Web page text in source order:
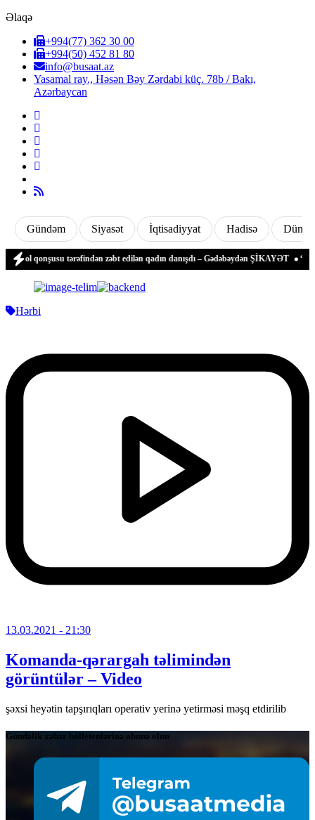
Əlaqə
+994(77) 362 30 00
+994(50) 452 81 80
info@busaat.az
Yasamal ray., Həsən Bəy Zərdabi küç. 78b / Bakı,
Azərbaycan
Gündəm Siyasət İqtisadiyyat Hadisə Dünya
yol qonşusu tərəfindən zəbt edilən qadın danışdı – Gədəbəydən ŞİKAYƏT
Hərbi
13.03.2021 - 21:30
Komanda-qərargah təlimindən
görüntülər – Video
şəxsi heyətin tapşırıqları operativ yerinə yetirməsi məşq etdirilib
Gündəlik xəbər bülletenlərinə abunə olun